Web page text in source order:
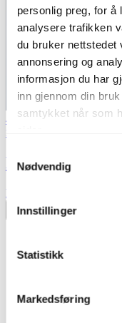
personlig preg, for å
analysere trafikken
du bruker nettstedet
annonsering og
informasjon du har
inn gjennom din
samtykket når som
Nødvendig
Innstillinger
Statistikk
Markedsføring
40% ved kjøp av 2 eller
Nova Life
Blefjell skjerm
kr 1 099,-
Legg til ønskeliste